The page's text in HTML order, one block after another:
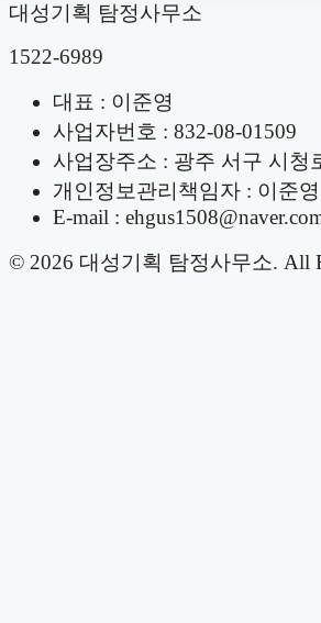
대성기획 탐정사무소
1522-6989
대표 : 이준영
사업자번호 : 832-08-01509
사업장주소 : 광주 서구 시청
개인정보관리책임자 : 이준영
E-mail :
© 2026 대성기획 탐정사무소. All